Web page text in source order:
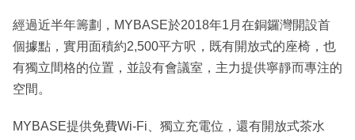
經過近半年籌劃，MYBASE於2018年1月在銅鑼灣開設首
個據點，實用面積約2,500平方呎，既有開放式的座椅，也
有獨立間格的位置，並設有會議室，主力提供寧靜而專注的
空間。
MYBASE提供免費Wi-Fi、獨立充電位，還有開放式茶水